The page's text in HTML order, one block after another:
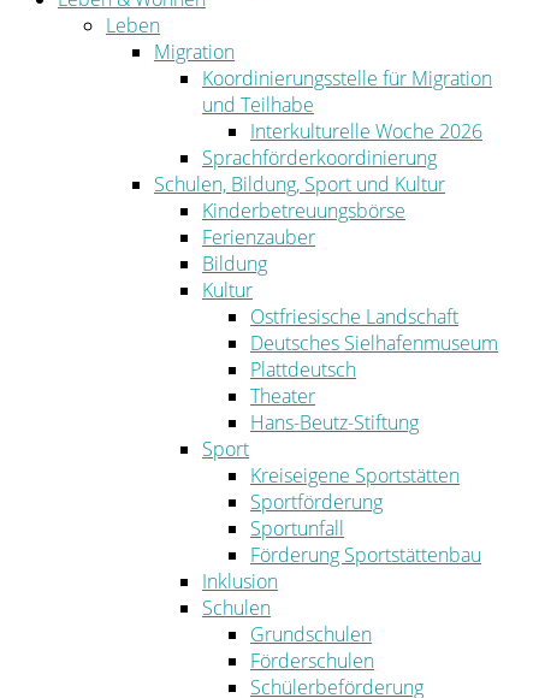
Leben
Migration
Koordinierungsstelle für Migration
und Teilhabe
Interkulturelle Woche 2026
Sprachförderkoordinierung
Schulen, Bildung, Sport und Kultur
Kinderbetreuungsbörse
Ferienzauber
Bildung
Kultur
Ostfriesische Landschaft
Deutsches Sielhafenmuseum
Plattdeutsch
Theater
Hans-Beutz-Stiftung
Sport
Kreiseigene Sportstätten
Sportförderung
Sportunfall
Förderung Sportstättenbau
Inklusion
Schulen
Grundschulen
Förderschulen
Schülerbeförderung